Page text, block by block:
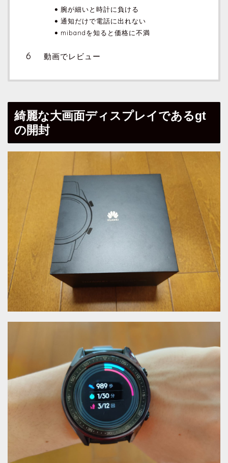
腕が細いと時計に負ける
通知だけで電話に出れない
mibandを知ると価格に不満
動画でレビュー
綺麗な大画面ディスプレイであるgt
の開封